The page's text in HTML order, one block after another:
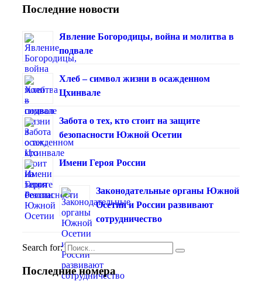
Последние новости
Явление Богородицы, война и молитва в
подвале
Хлеб – символ жизни в осажденном
Цхинвале
Забота о тех, кто стоит на защите
безопасности Южной Осетии
Имени Героя России
Законодательные органы Южной
Осетии и России развивают
сотрудничество
Search for:
Последние номера